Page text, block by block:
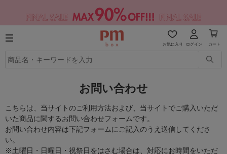
お気に入り ログイン カート
お問い合わせ
こちらは、当サイトのご利用方法および、当サイトでご購入いただ
いた商品に関するお問い合わせフォームです。
お問い合わせ内容は下記フォームにご記入のうえ送信してくださ
い。
※土曜日・日曜日・祝祭日をはさむ場合は、対応にお時間をいただ